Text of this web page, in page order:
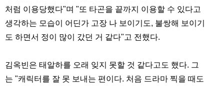
처럼 이용당했다"며 "또 타곤을 끝까지 이용할 수 있다고
생각하는 모습이 어딘가 고장 나 보이기도, 불쌍해 보이기
도 하면서 정이 많이 갔던 거 같다"고 전했다.
김옥빈은 태알하를 오래 잊지 못할 것 같다고도 했다. 그
는 "캐릭터를 잘 못 보내는 편이다. 처음 드라마 찍을 때도